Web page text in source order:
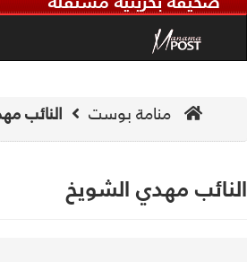
منامة بوست النائب
مهدي الشويخ